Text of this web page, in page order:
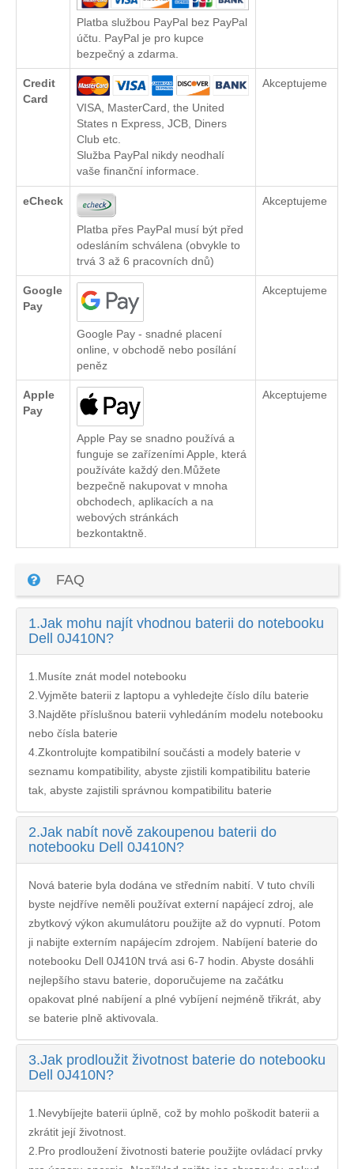
Platba službou PayPal bez PayPal
účtu. PayPal je pro kupce
bezpečný a zdarma.
Credit
Card
VISA, MasterCard, the United
States n Express, JCB, Diners
Club etc.
Služba PayPal nikdy neodhalí
vaše finanční informace.
Akceptujeme
eCheck
Platba přes PayPal musí být před
odesláním schválena (obvykle to
trvá 3 až 6 pracovních dnů)
Akceptujeme
Google
Pay
Google Pay - snadné placení
online, v obchodě nebo posílání
peněz
Akceptujeme
Apple
Pay
Apple Pay se snadno používá a
funguje se zařízeními Apple, která
používáte každý den.Můžete
bezpečně nakupovat v mnoha
obchodech, aplikacích a na
webových stránkách
bezkontaktně.
Akceptujeme
FAQ
1.Jak mohu najít vhodnou baterii do notebooku
Dell 0J410N?
1.Musíte znát model notebooku
2.Vyjměte baterii z laptopu a vyhledejte číslo dílu baterie
3.Najděte příslušnou baterii vyhledáním modelu notebooku
nebo čísla baterie
4.Zkontrolujte kompatibilní součásti a modely baterie v
seznamu kompatibility, abyste zjistili kompatibilitu baterie
tak, abyste zajistili správnou kompatibilitu baterie
2.Jak nabít nově zakoupenou baterii do
notebooku Dell 0J410N?
Nová baterie byla dodána ve středním nabití. V tuto chvíli
byste nejdříve neměli používat externí napájecí zdroj, ale
zbytkový výkon akumulátoru použijte až do vypnutí. Potom
ji nabijte externím napájecím zdrojem. Nabíjení baterie do
notebooku Dell 0J410N trvá asi 6-7 hodin. Abyste dosáhli
nejlepšího stavu baterie, doporučujeme na začátku
opakovat plné nabíjení a plné vybíjení nejméně třikrát, aby
se baterie plně aktivovala.
3.Jak prodloužit životnost baterie do notebooku
Dell 0J410N?
1.Nevybíjejte baterii úplně, což by mohlo poškodit baterii a
zkrátit její životnost.
2.Pro prodloužení životnosti baterie použijte ovládací prvky